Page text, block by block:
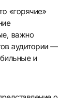
«горячие»
важно
аудитории —
и